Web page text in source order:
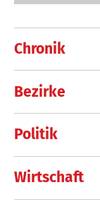
Chronik
Bezirke
Politik
Wirtschaft